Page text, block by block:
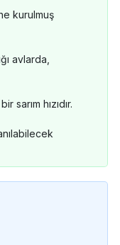
kurulmuş
avlarda,
hızıdır.